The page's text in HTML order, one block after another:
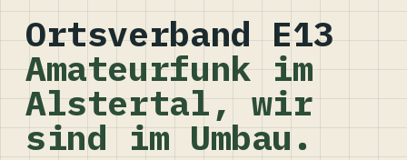
Ortsverband E13
Amateurfunk im
Alstertal, wir
sind im Umbau.